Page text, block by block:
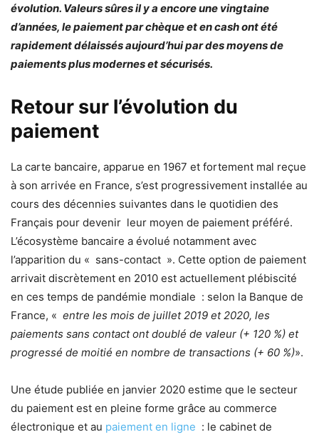
évolution. Valeurs sûres il y a encore une vingtaine
d’années, le paiement par chèque et en cash ont été
rapidement délaissés aujourd’hui par des moyens de
paiements plus modernes et sécurisés.
Retour sur l’évolution du
paiement
La carte bancaire, apparue en 1967 et fortement mal reçue
à son arrivée en France, s’est progressivement installée au
cours des décennies suivantes dans le quotidien des
Français pour devenir leur moyen de paiement préféré.
L’écosystème bancaire a évolué notamment avec
l’apparition du « sans-contact ». Cette option de paiement
arrivait discrètement en 2010 est actuellement plébiscité
en ces temps de pandémie mondiale : selon la Banque de
France, « entre les mois de juillet 2019 et 2020, les
paiements sans contact ont doublé de valeur (+ 120 %) et
progressé de moitié en nombre de transactions (+ 60 %)».
Une étude publiée en janvier 2020 estime que le secteur
du paiement est en pleine forme grâce au commerce
électronique et au paiement en ligne : le cabinet de